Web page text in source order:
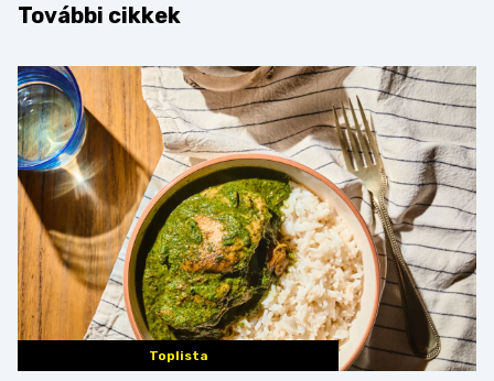
További cikkek
Toplista